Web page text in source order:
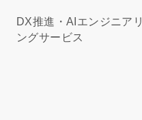
DX推進・AIエンジニアリ
ングサービス